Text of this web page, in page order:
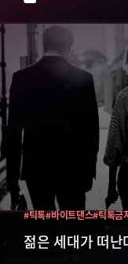
젊은 세대가 떠
#틱톡#바이트댄스#틱톡금